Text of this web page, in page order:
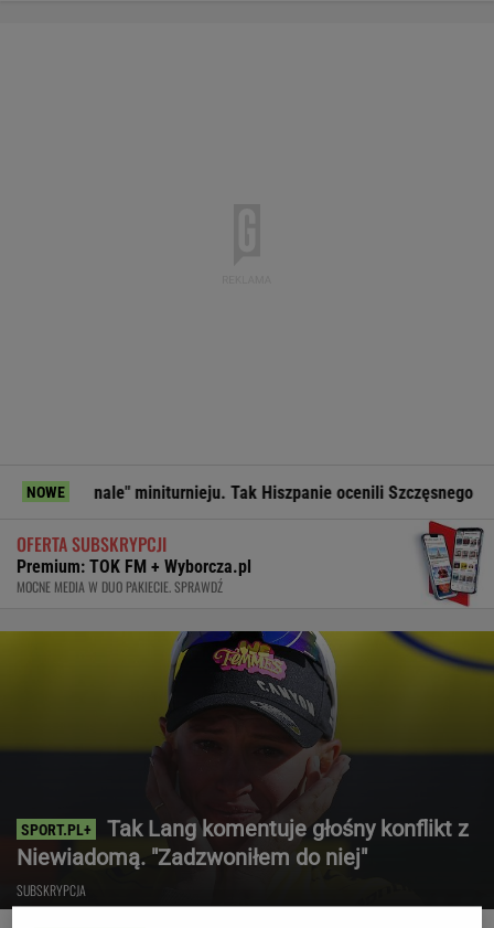
NOWE Tak Hiszpanie ocenili Szczęsnego Tak Lang
OFERTA SUBSKRYPCJI
Premium: TOK FM + Wyborcza.pl
MOCNE MEDIA W DUO PAKIECIE. SPRAWDŹ
Tak Lang komentuje głośny konflikt z
Niewiadomą. "Zadzwoniłem do niej"
SUBSKRYPCJA